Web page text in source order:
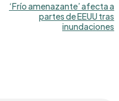
‘Frío amenazante’ afecta a
partes de EEUU tras
inundaciones